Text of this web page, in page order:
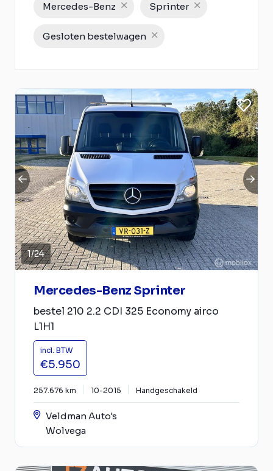
Mercedes-Benz Sprinter
Gesloten bestelwagen
1/24
Mercedes-Benz Sprinter
bestel 210 2.2 CDI 325 Economy airco
L1H1
incl. BTW
€5.950
257.676 km 10-2015 Handgeschakeld
Veldman Auto's
Wolvega